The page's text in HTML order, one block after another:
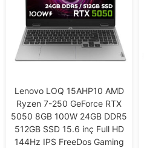
Lenovo LOQ 15AHP10 AMD
Ryzen 7-250 GeForce RTX
5050 8GB 100W 24GB DDR5
512GB SSD 15.6 inç Full HD
144Hz IPS FreeDos Gaming